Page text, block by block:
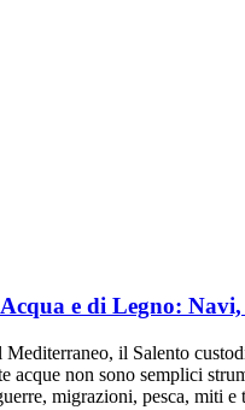
e di Legno:
il Salento
acque non sono semplici
migrazioni, pesca, miti